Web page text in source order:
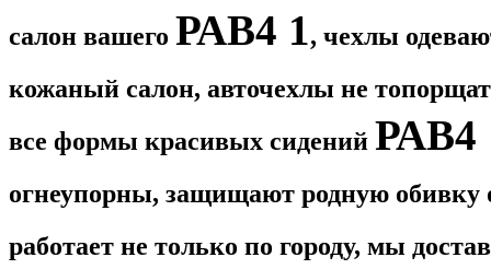
салон вашего РАВ4 1​, чехлы
кожаный салон, авточехлы не
все формы красивых сидений РАВ4
огнеупорны, защищают родную обивку
работает не только по городу, мы